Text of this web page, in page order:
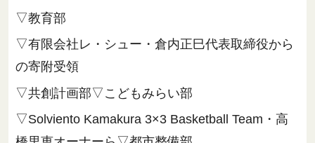
▽教育部
▽有限会社レ・シュー・倉内正巳代表取締役から
の寄附受領
▽共創計画部▽こどもみらい部
▽Solviento Kamakura 3×3 Basketball Team・高